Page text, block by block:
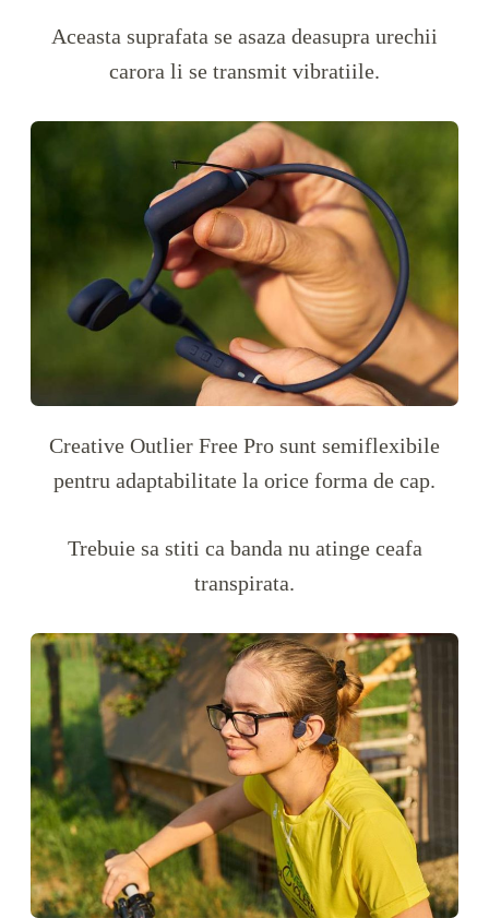
Aceasta suprafata se asaza deasupra urechii
carora li se transmit vibratiile.
Creative Outlier Free Pro sunt semiflexibile
pentru adaptabilitate la orice forma de cap.
Trebuie sa stiti ca banda nu atinge ceafa
transpirata.